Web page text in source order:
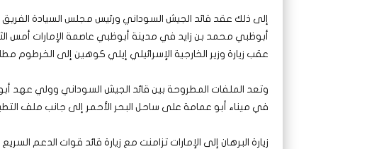
إلى ذلك عقد قائد الجيش السوداني ورئيس مجلس السيادة
أبوظبي محمد بن زايد في مدينة أبوظبي عاصمة الإمارات أمس
عقب زيارة وزير الخارجية الإسرائيلي إيلي كوهين إلى الخرطوم
وتعد الملفات المطروحة بين قائد الجيش السوداني وولي عهد
في ميناء أبو عمامة على ساحل البحر الأحمر إلى جانب ملف
زيارة البرهان إلى الإمارات تزامنت مع زيارة قائد قوات الدعم